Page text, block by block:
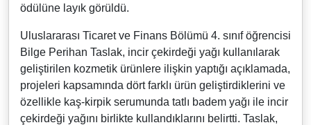
ödülüne layık görüldü.
Uluslararası Ticaret ve Finans Bölümü 4. sınıf öğrencisi
Bilge Perihan Taslak, incir çekirdeği yağı kullanılarak
geliştirilen kozmetik ürünlere ilişkin yaptığı açıklamada,
projeleri kapsamında dört farklı ürün geliştirdiklerini ve
özellikle kaş-kirpik serumunda tatlı badem yağı ile incir
çekirdeği yağını birlikte kullandıklarını belirtti. Taslak,